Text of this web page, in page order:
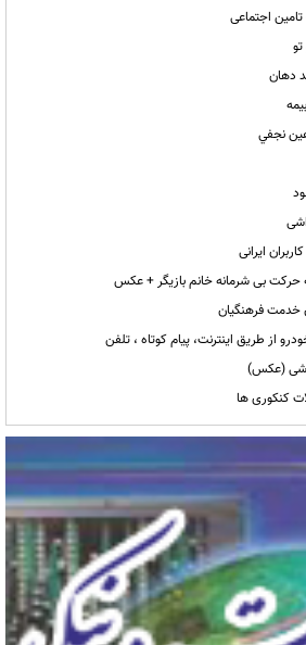
اجتماعی
نجفي
حرکت بی شرمانه خانم بازیگر + عکس
از طریق اینترنت، پیام کوتاه ، تلفن
(عکس)
کنکوری ها